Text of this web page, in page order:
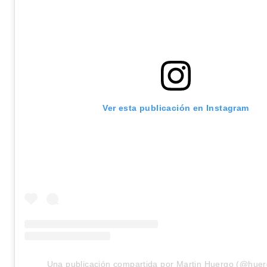
Ver esta publicación en Instagram
Una publicación compartida por Martin Huergo